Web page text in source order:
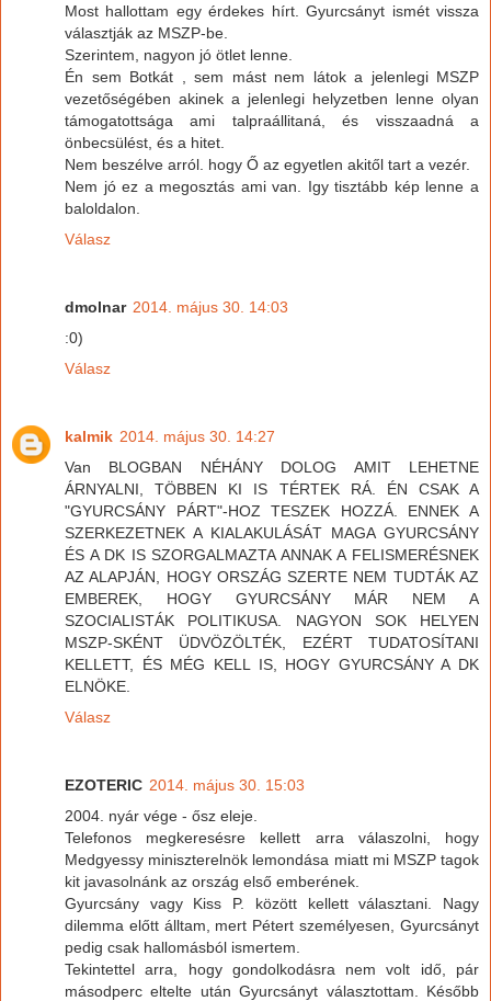
Most hallottam egy érdekes hírt. Gyurcsányt ismét vissza
választják az MSZP-be.
Szerintem, nagyon jó ötlet lenne.
Én sem Botkát , sem mást nem látok a jelenlegi MSZP
vezetőségében akinek a jelenlegi helyzetben lenne olyan
támogatottsága ami talpraállitaná, és visszaadná a
önbecsülést, és a hitet.
Nem beszélve arról. hogy Ő az egyetlen akitől tart a vezér.
Nem jó ez a megosztás ami van. Igy tisztább kép lenne a
baloldalon.
Válasz
dmolnar 2014. május 30. 14:03
:0)
Válasz
kalmik 2014. május 30. 14:27
Van BLOGBAN NÉHÁNY DOLOG AMIT LEHETNE
ÁRNYALNI, TÖBBEN KI IS TÉRTEK RÁ. ÉN CSAK A
"GYURCSÁNY PÁRT"-HOZ TESZEK HOZZÁ. ENNEK A
SZERKEZETNEK A KIALAKULÁSÁT MAGA GYURCSÁNY
ÉS A DK IS SZORGALMAZTA ANNAK A FELISMERÉSNEK
AZ ALAPJÁN, HOGY ORSZÁG SZERTE NEM TUDTÁK AZ
EMBEREK, HOGY GYURCSÁNY MÁR NEM A
SZOCIALISTÁK POLITIKUSA. NAGYON SOK HELYEN
MSZP-SKÉNT ÜDVÖZÖLTÉK, EZÉRT TUDATOSÍTANI
KELLETT, ÉS MÉG KELL IS, HOGY GYURCSÁNY A DK
ELNÖKE.
Válasz
EZOTERIC 2014. május 30. 15:03
2004. nyár vége - ősz eleje.
Telefonos megkeresésre kellett arra válaszolni, hogy
Medgyessy miniszterelnök lemondása miatt mi MSZP tagok
kit javasolnánk az ország első emberének.
Gyurcsány vagy Kiss P. között kellett választani. Nagy
dilemma előtt álltam, mert Pétert személyesen, Gyurcsányt
pedig csak hallomásból ismertem.
Tekintettel arra, hogy gondolkodásra nem volt idő, pár
másodperc eltelte után Gyurcsányt választottam. Később